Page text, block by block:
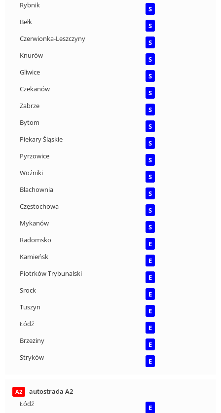
Rybnik
S
Bełk
S
Czerwionka-Leszczyny
S
Knurów
S
Gliwice
S
Czekanów
S
Zabrze
S
Bytom
S
Piekary Śląskie
S
Pyrzowice
S
Woźniki
S
Blachownia
S
Częstochowa
S
Mykanów
S
Radomsko
E
Kamieńsk
E
Piotrków Trybunalski
E
Srock
E
Tuszyn
E
Łódź
E
Brzeziny
E
Stryków
E
A2
autostrada A2
Łódź
E